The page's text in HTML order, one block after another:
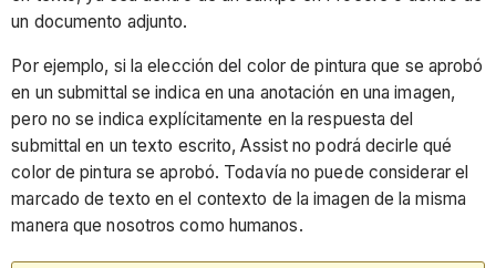
un documento adjunto.
Por ejemplo, si la elección del color de pintura que se aprobó
en un submittal se indica en una anotación en una imagen,
pero no se indica explícitamente en la respuesta del
submittal en un texto escrito, Assist no podrá decirle qué
color de pintura se aprobó. Todavía no puede considerar el
marcado de texto en el contexto de la imagen de la misma
manera que nosotros como humanos.